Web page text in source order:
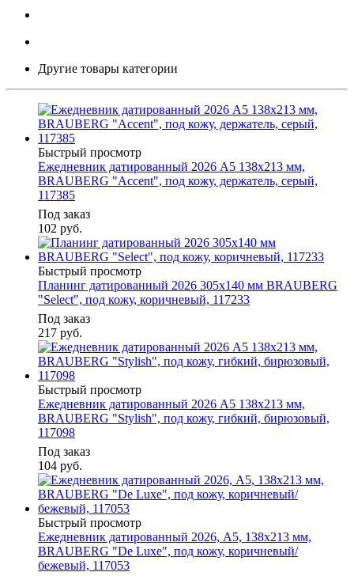
Другие товары категории
Быстрый просмотр
Ежедневник датированный 2026 А5 138х213 мм,
BRAUBERG "Accent", под кожу, держатель, серый,
117385
Под заказ
102 руб.
Быстрый просмотр
Планинг датированный 2026 305х140 мм BRAUBERG
"Select", под кожу, коричневый, 117233
Под заказ
217 руб.
Быстрый просмотр
Ежедневник датированный 2026 А5 138x213 мм,
BRAUBERG "Stylish", под кожу, гибкий, бирюзовый,
117098
Под заказ
104 руб.
Быстрый просмотр
Ежедневник датированный 2026, А5, 138x213 мм,
BRAUBERG "De Luxe", под кожу, коричневый/
бежевый, 117053